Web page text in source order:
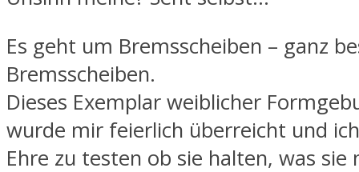
Es geht um Bremsscheiben – ganz
Bremsscheiben.
Dieses Exemplar weiblicher
wurde mir feierlich überreicht und
Ehre zu testen ob sie halten, was sie